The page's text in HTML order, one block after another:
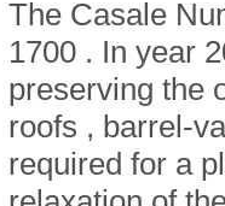
The Casale
1700 . In year
preserving the
roofs , barrel-
required for a